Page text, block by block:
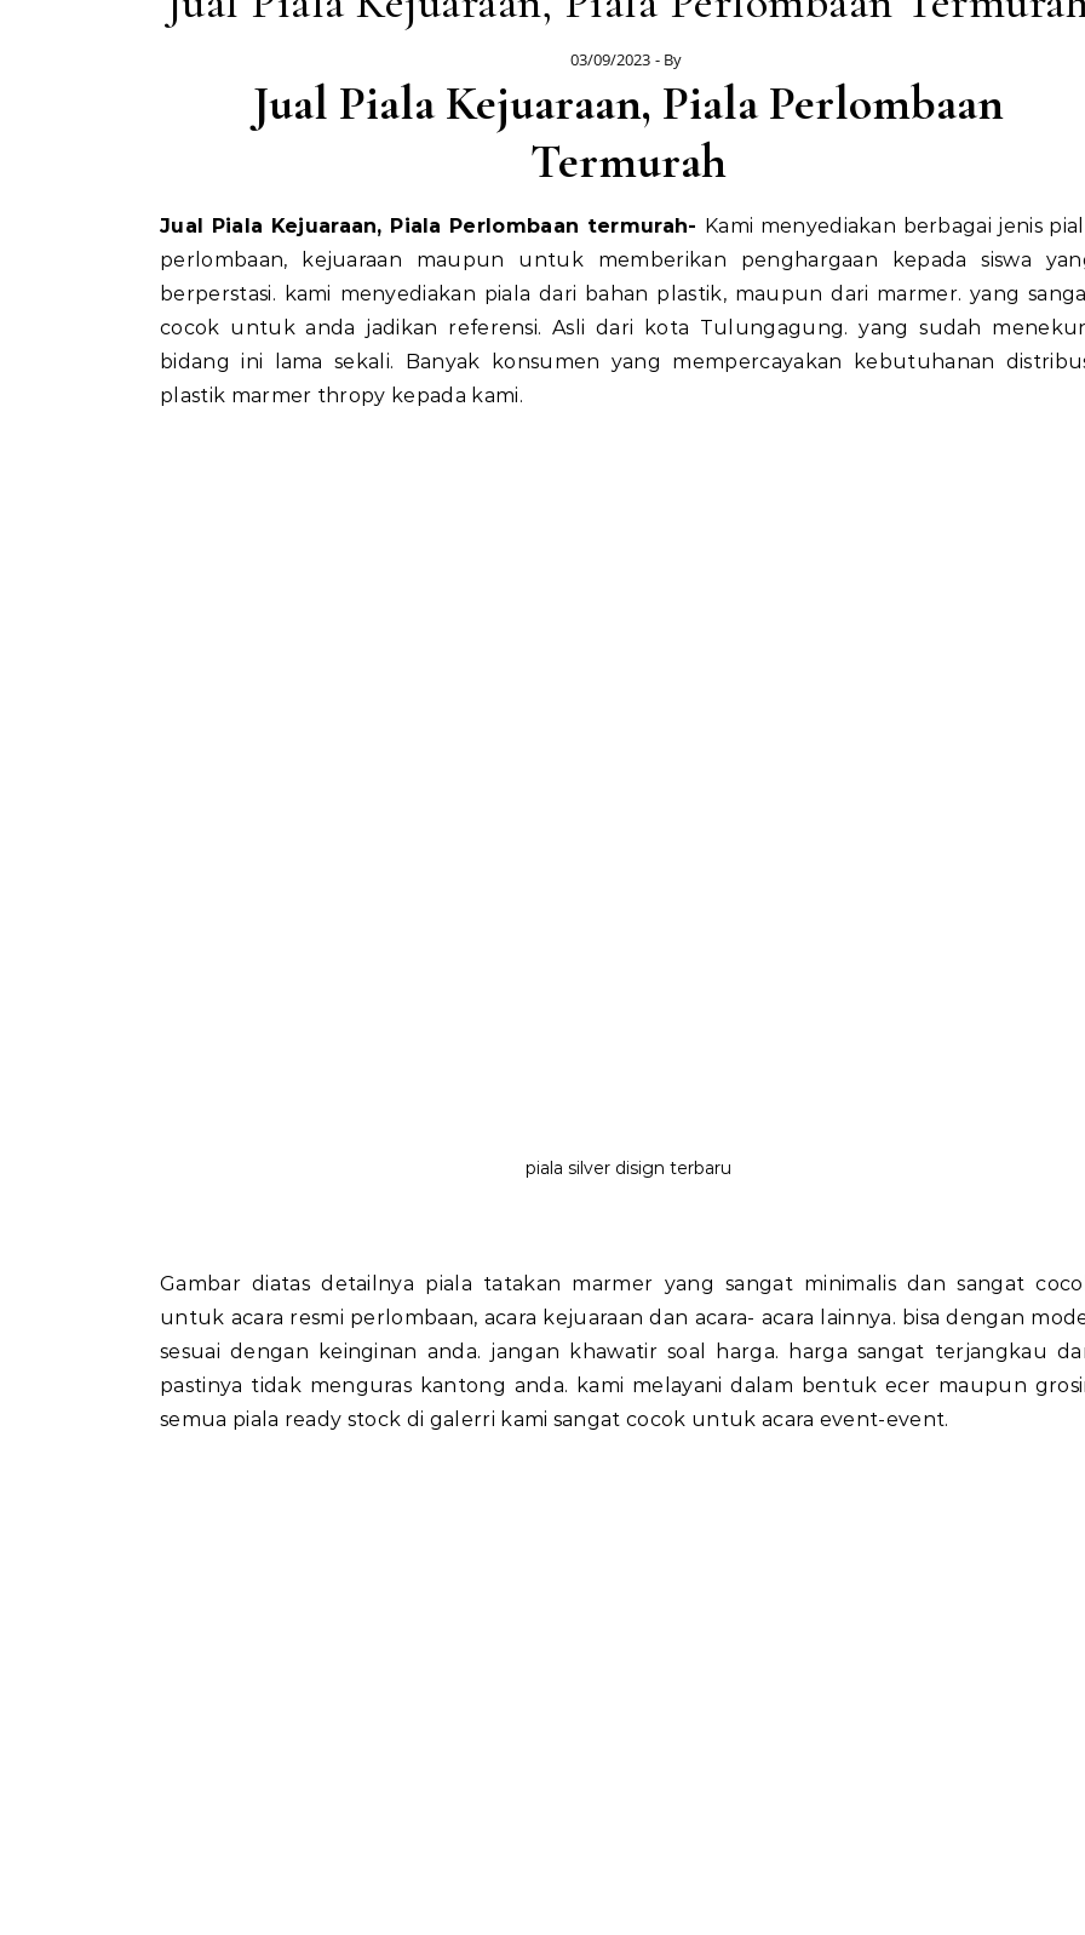
03/09/2023 - By
Jual Piala Kejuaraan, Piala Perlombaan
Termurah
Jual Piala Kejuaraan, Piala Perlombaan termurah- Kami menyediakan berbagai jenis
perlombaan, kejuaraan maupun untuk memberikan penghargaan kepada siswa
berperstasi. kami menyediakan piala dari bahan plastik, maupun dari marmer. yang
cocok untuk anda jadikan referensi. Asli dari kota Tulungagung. yang sudah
bidang ini lama sekali. Banyak konsumen yang mempercayakan kebutuhanan
plastik marmer thropy kepada kami.
piala silver disign terbaru
Gambar diatas detailnya piala tatakan marmer yang sangat minimalis dan sangat
untuk acara resmi perlombaan, acara kejuaraan dan acara- acara lainnya. bisa dengan
sesuai dengan keinginan anda. jangan khawatir soal harga. harga sangat terjangkau
pastinya tidak menguras kantong anda. kami melayani dalam bentuk ecer maupun
semua piala ready stock di galerri kami sangat cocok untuk acara event-event.